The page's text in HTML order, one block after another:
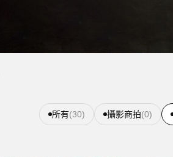
所有(30) 攝影商拍(0)